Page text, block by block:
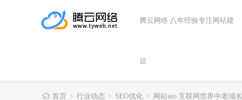
腾云网络 八年经验专注网站建
设
首页 行业动态 SEO优化 网站seo 互联网世界中老域